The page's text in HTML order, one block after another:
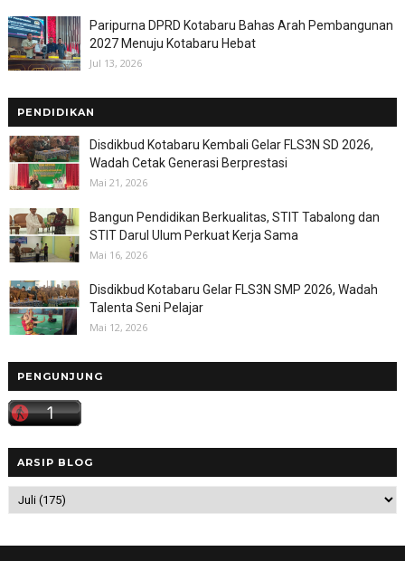
Paripurna DPRD Kotabaru Bahas Arah Pembangunan
2027 Menuju Kotabaru Hebat
Jul 13, 2026
PENDIDIKAN
Disdikbud Kotabaru Kembali Gelar FLS3N SD 2026,
Wadah Cetak Generasi Berprestasi
Mai 21, 2026
Bangun Pendidikan Berkualitas, STIT Tabalong dan
STIT Darul Ulum Perkuat Kerja Sama
Mai 16, 2026
Disdikbud Kotabaru Gelar FLS3N SMP 2026, Wadah
Talenta Seni Pelajar
Mai 12, 2026
PENGUNJUNG
ARSIP BLOG